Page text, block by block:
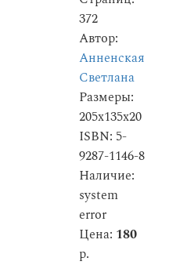
372
Автор:
Анненская
Светлана
Размеры:
205x135x20
ISBN: 5-
9287-1146-8
Наличие:
system
error
Цена: 180
р.